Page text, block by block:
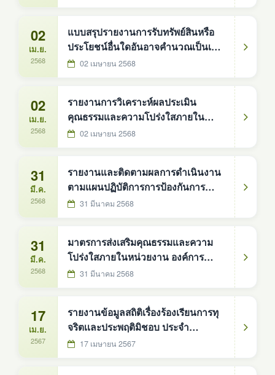
02
เม.ย.
2568
แบบสรุปรายงานการรับทรัพย์สินหรือ
ประโยชน์อื่นใดอันอาจคำนวณเป็นเงิน
ได้ ประจำปีงบประมาณ พ.ศ. 2567
02 เมษายน 2568
02
เม.ย.
2568
รายงานการวิเคราะห์ผลประเมิน
คุณธรรมและความโปร่งใสภายใน
หน่วยงานภาครัฐ ประจำปีงบประมาณ
02 เมษายน 2568
31
มี.ค.
2568
รายงานและติดตามผลการดำเนินงาน
ตามแผนปฏิบัติการการป้องกันการ
ทุจริต ประจำปี 2567
31 มีนาคม 2568
31
มี.ค.
2568
มาตรการส่งเสริมคุณธรรมและความ
โปร่งใสภายในหน่วยงาน องค์การ
บริหารส่วนตำบลดงหม้อทองใต้ ประจำ
31 มีนาคม 2568
17
เม.ย.
2567
รายงานข้อมูลสถิติเรื่องร้องเรียนการทุ
จริตเเละประพฤติมิชอบ ประจำ
ปีงบประมาณ พ.ศ.2566
17 เมษายน 2567